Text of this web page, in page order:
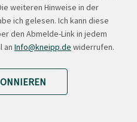
weiteren Hinweise in der
ich gelesen. Ich kann diese
den Abmelde-Link in jedem
an Info@kneipp.de widerrufen.